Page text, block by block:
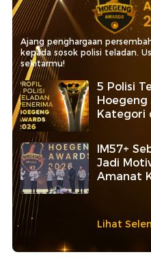
Ajang penghargaan
kepada sosok polisi teladan.
sekitarmu!
5 Polisi
Hoegeng
Kategori
IM57+
Jadi
Amanat
Lihat